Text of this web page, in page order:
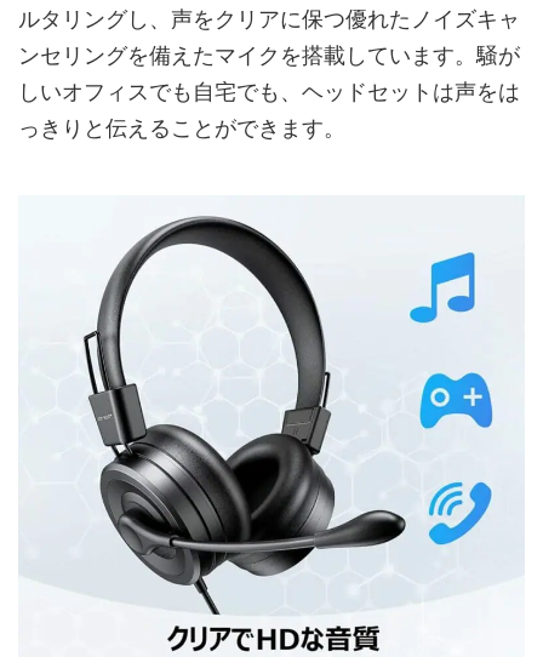
ルタリングし、声をクリアに保つ優れたノイズキャ
ンセリングを備えたマイクを搭載しています。騒が
しいオフィスでも自宅でも、ヘッドセットは声をは
っきりと伝えることができます。